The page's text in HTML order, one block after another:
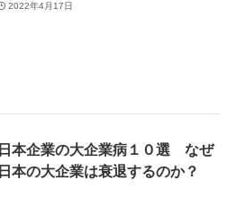
2022年4月17日
日本企業の大企業病１０選 なぜ
日本の大企業は衰退するのか？